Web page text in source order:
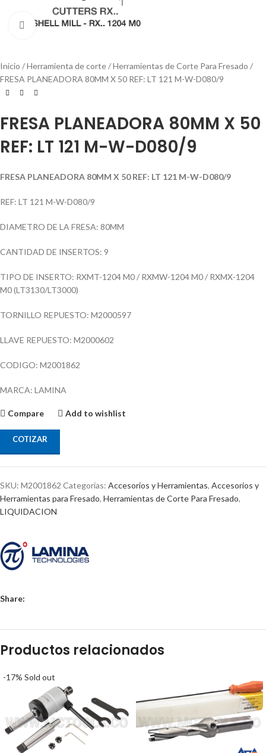
Click to enlarge
Inicio Herramienta de corte
Herramientas de Corte Para Fresado
FRESA PLANEADORA 80MM X 50 REF: LT 121 M-W-D080/9
FRESA PLANEADORA 80MM X 50
REF: LT 121 M-W-D080/9
FRESA PLANEADORA 80MM X 50 REF: LT 121 M-W-D080/9
REF: LT 121 M-W-D080/9
DIAMETRO DE LA FRESA: 80MM
CANTIDAD DE INSERTOS: 9
TIPO DE INSERTO: RXMT-1204 M0 / RXMW-1204 M0 / RXMX-1204
M0 (LT3130/LT3000)
TORNILLO REPUESTO: M2000597
LLAVE REPUESTO: M2000602
CODIGO: M2001862
MARCA: LAMINA
Compare Add to wishlist
COTIZAR
SKU: M2001862 Categorías: Accesorios y Herramientas, Accesorios y
Herramientas para Fresado, Herramientas de Corte Para Fresado,
LIQUIDACION
Share:
Productos relacionados
-17% Sold out